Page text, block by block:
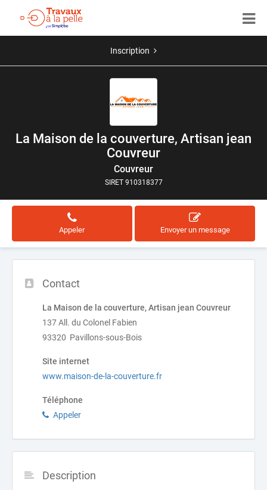
Inscription
La Maison de la couverture, Artisan jean
Couvreur
Couvreur
SIRET 910318377
Appeler Envoyer un message
Contact
La Maison de la couverture, Artisan jean Couvreur
137 All. du Colonel Fabien
93320 Pavillons-sous-Bois
Site internet
www.maison-de-la-couverture.fr
Téléphone
Appeler
Description